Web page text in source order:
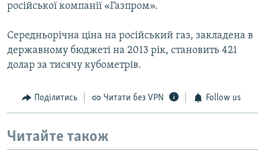
російської компанії «Газпром».
Середньорічна ціна на російський газ, закладена в
державному бюджеті на 2013 рік, становить 421
долар за тисячу кубометрів.
Поділитись Читати без VPN Follow us
Читайте також